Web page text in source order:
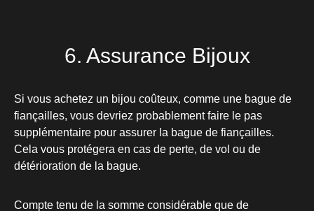
6. Assurance Bijoux
Si vous achetez un bijou coûteux, comme une bague de
fiançailles, vous devriez probablement faire le pas
supplémentaire pour assurer la bague de fiançailles.
Cela vous protégera en cas de perte, de vol ou de
détérioration de la bague.
Compte tenu de la somme considérable que de